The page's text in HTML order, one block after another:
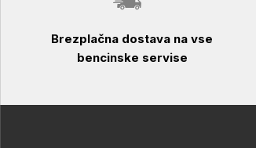
Brezplačna dostava na vse
bencinske servise